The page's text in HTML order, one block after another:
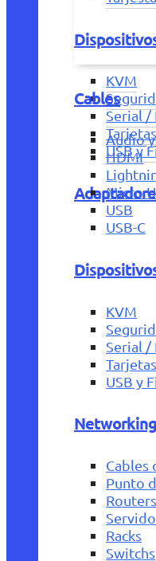
KVM
Serial /
USB y
Cables
Audio
HDMI
Micro
USB
USB-C
KVM
Serial /
USB y
Networking
Cables
Punto
Routers
Racks
Switchs